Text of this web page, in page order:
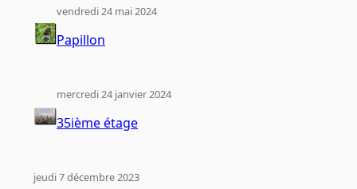
Papillon
vendredi 24 mai 2024
35ième étage
mercredi 24 janvier 2024
jeudi 7 décembre 2023